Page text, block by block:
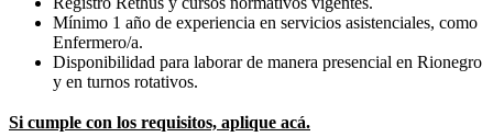
Mínimo 1 año de experiencia en servicios asistenciales, como
Enfermero/a.
Disponibilidad para laborar de manera presencial en Rionegro
y en turnos rotativos.
Si cumple con los requisitos, aplique acá.